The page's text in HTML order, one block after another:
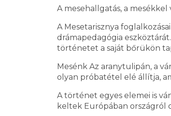
A mesehallgatás, a
A Mesetarisznya
drámapedagógia
történetet a saját bőrükön
Mesénk Az aranytulipán, a
olyan próbatétel elé állítja,
A történet egyes elemei is
keltek Európában országról